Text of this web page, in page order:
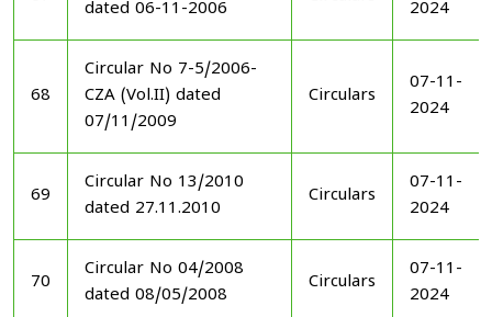
dated 06-11-2006
2024
68
Circular No 7-5/2006-
CZA (Vol.II) dated
07/11/2009
Circulars
07-11-
2024
69
Circular No 13/2010
dated 27.11.2010
Circulars
07-11-
2024
70
Circular No 04/2008
dated 08/05/2008
Circulars
07-11-
2024